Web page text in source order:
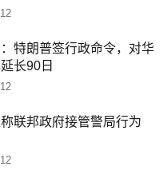
特朗普签行政命令，对华
长90日
联邦政府接管警局行为